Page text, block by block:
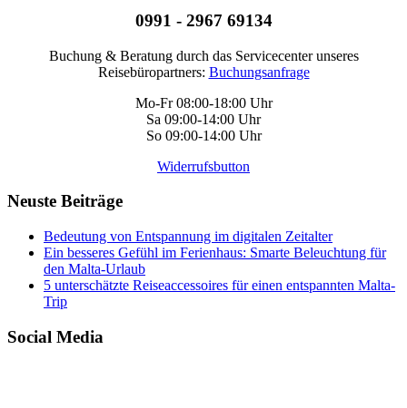
0991 - 2967 69134
Buchung & Beratung durch das Servicecenter unseres
Reisebüropartners: Buchungsanfrage
Mo-Fr 08:00-18:00 Uhr
Sa 09:00-14:00 Uhr
So 09:00-14:00 Uhr
Widerrufsbutton
Neuste Beiträge
Bedeutung von Entspannung im digitalen Zeitalter
Ein besseres Gefühl im Ferienhaus: Smarte Beleuchtung für
den Malta-Urlaub
5 unterschätzte Reiseaccessoires für einen entspannten Malta-
Trip
Social Media